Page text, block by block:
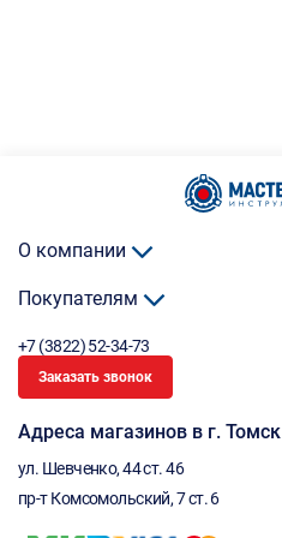
О компании
Покупателям
+7 (3822) 52-34-73
Заказать звонок
Адреса магазинов в г. Томск
ул. Шевченко, 44 ст. 46
пр-т Комсомольский, 7 ст. 6